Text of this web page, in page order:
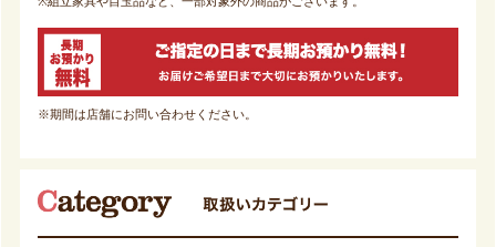
※期間は店舗にお問い合わせください。